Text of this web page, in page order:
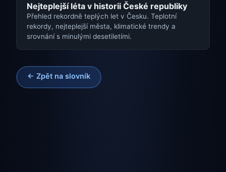
Nejteplejší léta v historii České republiky
Přehled rekordně teplých let v Česku. Teplotní
rekordy, nejteplejší města, klimatické trendy a
srovnání s minulými desetiletími.
← Zpět na slovník